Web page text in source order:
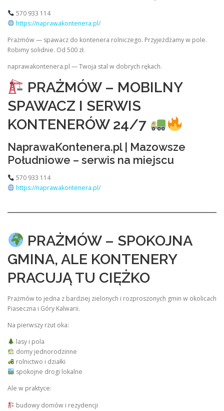
570 933 114
https://naprawakontenera.pl/
Prażmów — spawacz do kontenera rolniczego. Przyjeżdżamy w pole.
Robimy solidnie. Od 500 zł.
naprawakontenera.pl — Twoja stal w dobrych rękach.
PRAŻMÓW – MOBILNY
SPAWACZ I SERWIS
KONTENERÓW 24/7
NaprawaKontenera.pl | Mazowsze
Południowe – serwis na miejscu
570 933 114
https://naprawakontenera.pl/
PRAŻMÓW – SPOKOJNA
GMINA, ALE KONTENERY
PRACUJĄ TU CIĘŻKO
Prażmów to jedna z bardziej zielonych i rozproszonych gmin w okolicach
Piaseczna i Góry Kalwarii.
Na pierwszy rzut oka:
lasy i pola
domy jednorodzinne
rolnictwo i działki
spokojne drogi lokalne
Ale w praktyce:
budowy domów i rezydencji